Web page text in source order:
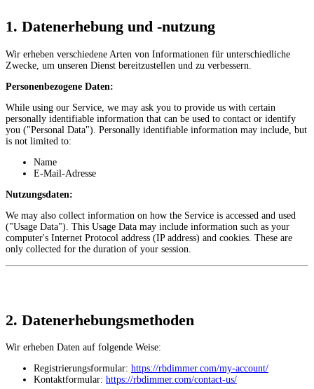
1. Datenerhebung und -nutzung
Wir erheben verschiedene Arten von Informationen für unterschiedliche
Zwecke, um unseren Dienst bereitzustellen und zu verbessern.
Personenbezogene Daten:
While using our Service, we may ask you to provide us with certain
personally identifiable information that can be used to contact or identify
you ("Personal Data"). Personally identifiable information may include, but
is not limited to:
Name
E-Mail-Adresse
Nutzungsdaten:
We may also collect information on how the Service is accessed and used
("Usage Data"). This Usage Data may include information such as your
computer's Internet Protocol address (IP address) and cookies. These are
only collected for the duration of your session.
2. Datenerhebungsmethoden
Wir erheben Daten auf folgende Weise:
Registrierungsformular: https://rbdimmer.com/my-account/
Kontaktformular: https://rbdimmer.com/contact-us/